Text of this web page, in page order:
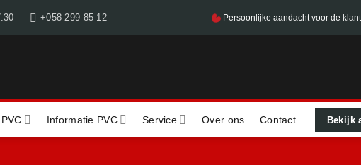
+058 299 85 12 Persoonlijke aandacht voor de klant
Informatie PVC Service Over ons Contact Bekijk